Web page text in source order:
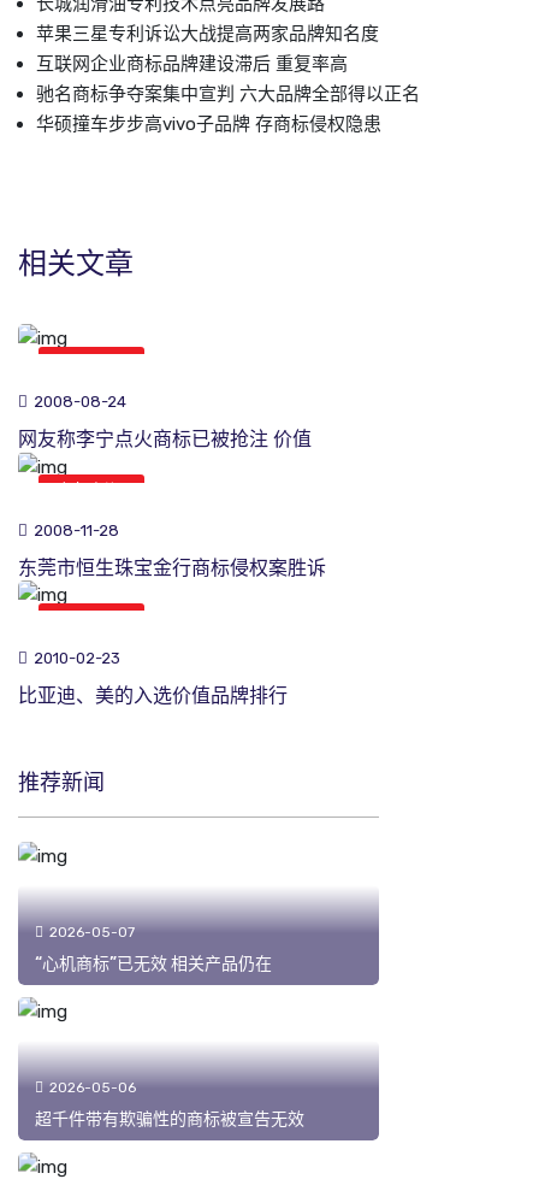
苹果三星专利诉讼大战提高两家品牌知名度
互联网企业商标品牌建设滞后 重复率高
驰名商标争夺案集中宣判 六大品牌全部得以正名
华硕撞车步步高vivo子品牌 存商标侵权隐患
相关文章
2008-08-24
网友称李宁点火商标已被抢注 价值
2008-11-28
东莞市恒生珠宝金行商标侵权案胜诉
2010-02-23
比亚迪、美的入选价值品牌排行
推荐新闻
2026-05-07
“心机商标”已无效 相关产品仍在
2026-05-06
超千件带有欺骗性的商标被宣告无效